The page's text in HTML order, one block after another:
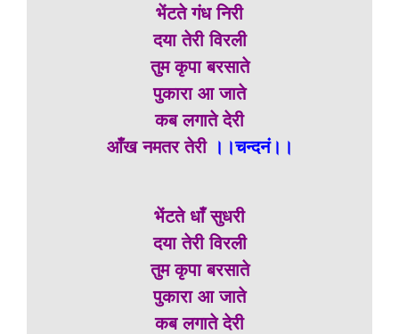
भेंटते गंध निरी
दया तेरी विरली
तुम कृपा बरसाते
पुकारा आ जाते
कब लगाते देरी
आँख नमतर तेरी ।।चन्दनं।।
भेंटते धाँ सुधरी
दया तेरी विरली
तुम कृपा बरसाते
पुकारा आ जाते
कब लगाते देरी